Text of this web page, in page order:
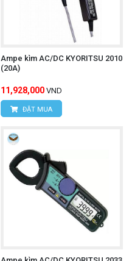
Ampe kìm AC/DC KYORITSU 2010
(20A)
11,928,000 VND
ĐẶT MUA